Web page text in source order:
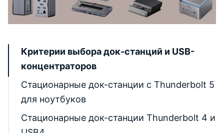
Критерии выбора док-станций и USB-
концентраторов
Стационарные док-станции с Thunderbolt 5
для ноутбуков
UGREEN Maxidok Thunderbolt 5 17 в 1
Стационарные док-станции Thunderbolt 4 и